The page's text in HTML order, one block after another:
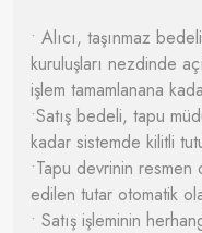
• Alıcı, taşınmaz
kuruluşları nezdinde
işlem tamamlanana
•Satış bedeli, tapu
kadar sistemde kilitli
•Tapu devrinin resmen
edilen tutar otomatik
• Satış işleminin